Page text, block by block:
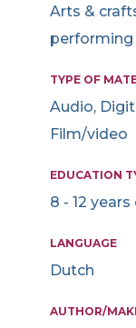
Arts &
performing
TYPE OF
Audio,
Film/video
EDUCATION
8 - 12 years
LANGUAGE
Dutch
AUTHOR/